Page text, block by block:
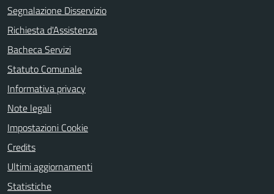
Segnalazione Disservizio
Richiesta d'Assistenza
Bacheca Servizi
Statuto Comunale
Informativa privacy
Note legali
Impostazioni Cookie
Credits
Ultimi aggiornamenti
Statistiche